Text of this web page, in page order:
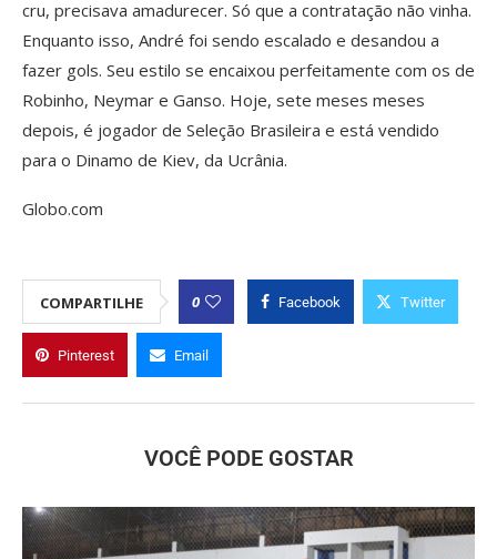
cru, precisava amadurecer. Só que a contratação não vinha.
Enquanto isso, André foi sendo escalado e desandou a
fazer gols. Seu estilo se encaixou perfeitamente com os de
Robinho, Neymar e Ganso. Hoje, sete meses meses
depois, é jogador de Seleção Brasileira e está vendido
para o Dinamo de Kiev, da Ucrânia.
Globo.com
COMPARTILHE 0 Facebook Twitter
Pinterest Email
VOCÊ PODE GOSTAR